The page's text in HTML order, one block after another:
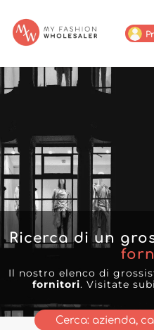
Ricerca di un
Il nostro elenco di
fornitori. Visitate